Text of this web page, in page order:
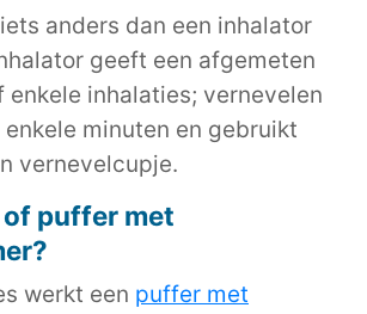
anders dan een inhalator
geeft een afgemeten
enkele inhalaties; vernevelen
minuten en gebruikt
vernevelcupje.
puffer met
werkt een puffer met